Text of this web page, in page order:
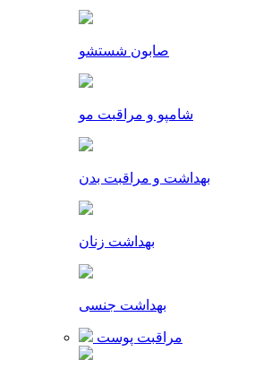
صابون شستشو
شامپو و مراقبت مو
بهداشت و مراقبت بدن
بهداشت زنان
بهداشت جنسی
مراقبت پوست